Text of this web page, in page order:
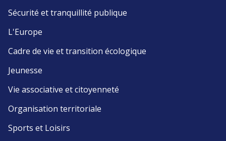
Sécurité et tranquillité publique
L'Europe
Cadre de vie et transition écologique
Jeunesse
Vie associative et citoyenneté
Organisation territoriale
Sports et Loisirs